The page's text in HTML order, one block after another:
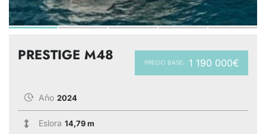
PRECIO BASE: 1 190 000€
PRESTIGE M48
Año 2024
Eslora 14,79 m